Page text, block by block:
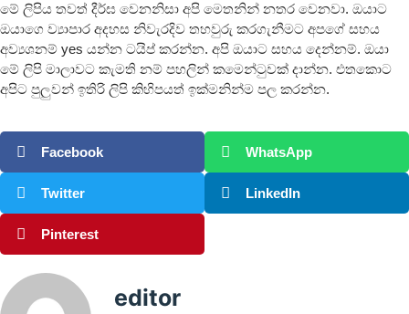
මේ ලිපිය තවත් දීර්ඝ වෙනනිසා අපි මෙතනින් නතර වෙනවා. ඔයාට
ඔයාගෙ ව්‍යාපාර අදහස නිවැරදිව තහවුරු කරගැනීමට අපගේ සහය
අව්‍යශනම් yes යන්න ටයිප් කරන්න. අපි ඔයාට සහය දෙන්නම්. ඔයා
මේ ලිපි මාලාවට කැමති නම් පහලින් කමෙන්ටුවක් දාන්න. එතකොට
අපිට පුලුවන් ඉතිරි ලිපි කිහිපයත් ඉක්මනින්ම පල කරන්න.
Facebook WhatsApp
Twitter LinkedIn
Pinterest
editor